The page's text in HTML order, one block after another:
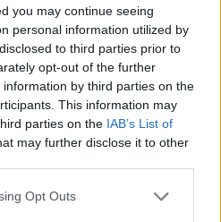
you may continue seeing
personal information utilized by
to third parties prior to
opt-out of the further
by third parties on the
This information may
parties on the IAB’s List of
may further disclose it to other
Opt Outs